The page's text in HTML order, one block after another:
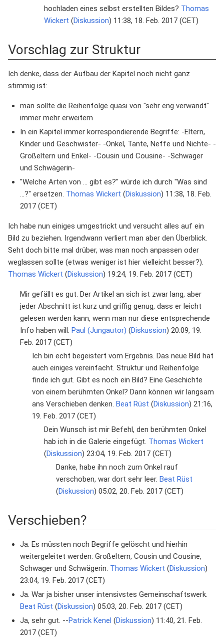
hochladen eines selbst erstellten Bildes? Thomas
Wickert (Diskussion) 11:38, 18. Feb. 2017 (CET)
Vorschlag zur Struktur
Ich denke, dass der Aufbau der Kapitel noch nicht ganz
stimmig ist:
man sollte die Reihenfolge quasi von "sehr eng verwandt"
immer mehr erweitern
In ein Kapitel immer korrespondierende Begriffe: -Eltern,
Kinder und Geschwister- -Onkel, Tante, Neffe und Nichte- -
Großeltern und Enkel- -Cousin und Cousine- -Schwager
und Schwägerin-
"Welche Arten von ... gibt es?" würde ich durch "Was sind
...?" ersetzen. Thomas Wickert (Diskussion) 11:38, 18. Feb.
2017 (CET)
Ich habe nun einiges umgestrickt und versucht alles auf ein
Bild zu beziehen. Irgendwann verliert man aber den Überblick.
Seht doch bitte mal drüber, was man noch anpassen oder
weglassen sollte (etwas weniger ist hier vielleicht besser?).
Thomas Wickert (Diskussion) 19:24, 19. Feb. 2017 (CET)
Mir gefällt es gut. Der Artikel an sich ist zwar lang, aber
jeder Abschnitt ist kurz und griffig genug, dass er leicht
gelesen werden kann, wenn man nur diese entsprechende
Info haben will. Paul (Jungautor) (Diskussion) 20:09, 19.
Feb. 2017 (CET)
Ich bin echt begeistert vom Ergebnis. Das neue Bild hat
auch einiges vereinfacht. Struktur und Reihenfolge
finde ich gut. Gibt es noch ein Bild? Eine Geschichte
von einem berühmten Onkel? Dann können wir langsam
ans Verschieben denken. Beat Rüst (Diskussion) 21:16,
19. Feb. 2017 (CET)
Dein Wunsch ist mir Befehl, den berühmten Onkel
hab ich in die Galerie eingefügt. Thomas Wickert
(Diskussion) 23:04, 19. Feb. 2017 (CET)
Danke, habe ihn noch zum Onkel rauf
verschoben, war dort sehr leer. Beat Rüst
(Diskussion) 05:02, 20. Feb. 2017 (CET)
Verschieben?
Ja. Es müssten noch Begriffe gelöscht und hierhin
weitergeleitet werden: Großeltern, Cousin und Cousine,
Schwager und Schwägerin. Thomas Wickert (Diskussion)
23:04, 19. Feb. 2017 (CET)
Ja. War ja bisher unser intensivstes Gemeinschaftswerk.
Beat Rüst (Diskussion) 05:03, 20. Feb. 2017 (CET)
Ja, sehr gut. --Patrick Kenel (Diskussion) 11:40, 21. Feb.
2017 (CET)